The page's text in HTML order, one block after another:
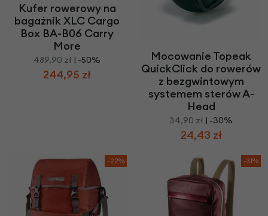
Kufer rowerowy na
bagażnik XLC Cargo
Box BA-B06 Carry
More
489,90 zł | -50%
244,95 zł
Mocowanie Topeak
QuickClick do rowerów
z bezgwintowym
systemem sterów A-
Head
34,90 zł | -30%
24,43 zł
-22% -31%